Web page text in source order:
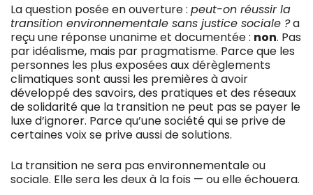
La question posée en ouverture : peut-on réussir la
transition environnementale sans justice sociale ?a
reçu une réponse unanime et documentée : non. Pas
par idéalisme, mais par pragmatisme. Parce que les
personnes les plus exposées aux dérèglements
climatiques sont aussi les premières à avoir
développé des savoirs, des pratiques et des réseaux
de solidarité que la transition ne peut pas se payer le
luxe d’ignorer. Parce qu’une société qui se prive de
certaines voix se prive aussi de solutions.
La transition ne sera pas environnementale ou
sociale. Elle sera les deux à la fois — ou elle échouera.